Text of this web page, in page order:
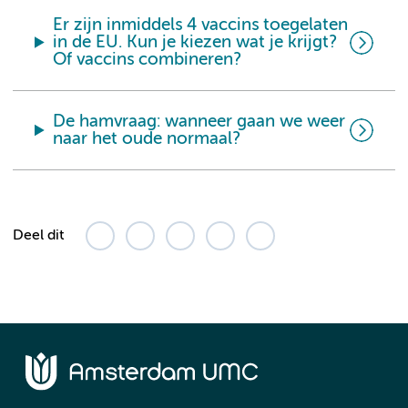
Er zijn inmiddels 4 vaccins toegelaten
in de EU. Kun je kiezen wat je krijgt?
Of vaccins combineren?
De hamvraag: wanneer gaan we weer
naar het oude normaal?
Deel dit